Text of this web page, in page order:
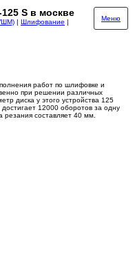
S в москве
Меню
| Шлифование |
работ по шлифовке и
при решении различных
диска у этого устройства 125
12000 оборотов за одну
резания составляет 40 мм.